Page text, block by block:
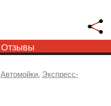
Отзывы
Автомойки, Экспресс-